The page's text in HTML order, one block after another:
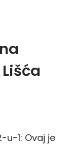
u-1: Ovaj je